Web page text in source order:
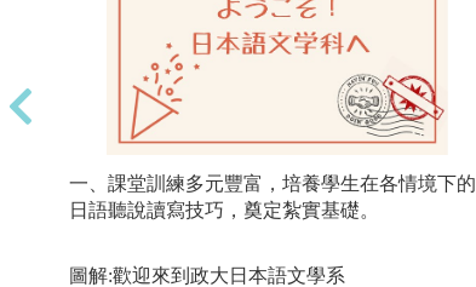
分組討論
圖解:大學入門課程分組演練
版權:高雄大學東語系
一、課堂訓練多元豐富，培養學生在各情境下的
日語聽說讀寫技巧，奠定紮實基礎。
圖解:歡迎來到政大日本語文學系